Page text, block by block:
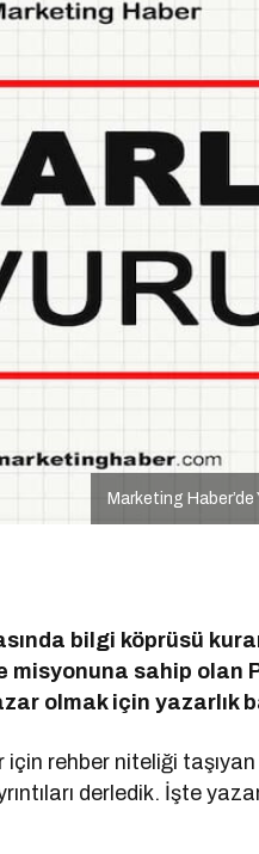
Marketing
bilgi köprüsü
sahip olan
olmak için yazarlık
rehber niteliği
derledik. İşte